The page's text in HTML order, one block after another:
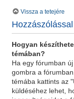
Vissza a tetejére
Hogyan
témában?
Ha egy fórumban
gombra a
témába kattints az
küldéséhez lehet,